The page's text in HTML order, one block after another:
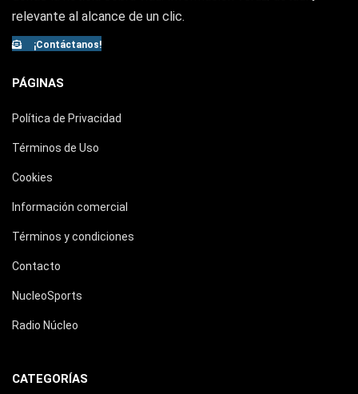
relevante al alcance de un clic.
¡Contáctanos!
PÁGINAS
Política de Privacidad
Términos de Uso
Cookies
Información comercial
Términos y condiciones
Contacto
NucleoSports
Radio Núcleo
CATEGORÍAS